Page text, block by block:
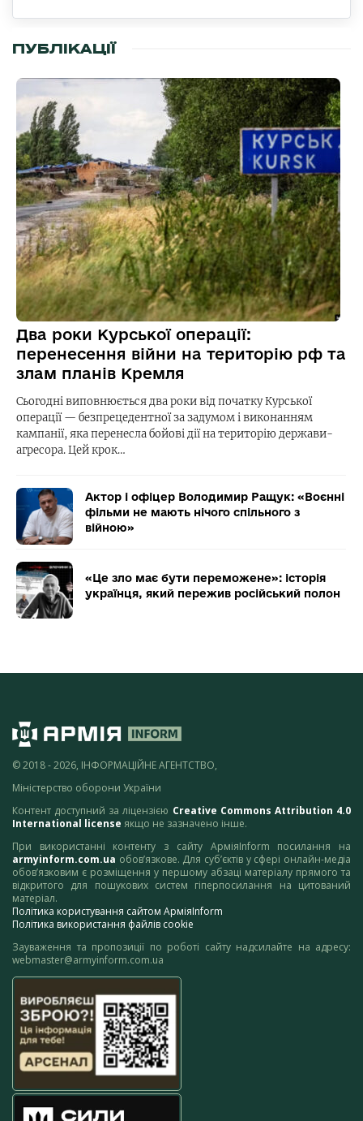
ПУБЛІКАЦІЇ
Два роки Курської операції:
перенесення війни на територію рф та
злам планів Кремля
Сьогодні виповнюється два роки від початку Курської
операції — безпрецедентної за задумом і виконанням
кампанії, яка перенесла бойові дії на територію держави-
агресора. Цей крок…
Актор і офіцер Володимир Ращук: «Воєнні
фільми не мають нічого спільного з
війною»
«Це зло має бути переможене»: історія
українця, який пережив російський полон
© 2018 - 2026, ІНФОРМАЦІЙНЕ АГЕНТСТВО,
Міністерство оборони України
Контент доступний за ліцензією Creative Commons Attribution 4.0
International license якщо не зазначено інше.
При використанні контенту з сайту АрміяInform посилання на
armyinform.com.ua обов’язкове. Для суб’єктів у сфері онлайн-медіа
обов’язковим є розміщення у першому абзаці матеріалу прямого та
відкритого для пошукових систем гіперпосилання на цитований
матеріал.
Політика користування сайтом АрміяInform
Політика використання файлів cookie
Зауваження та пропозиції по роботі сайту надсилайте на адресу:
webmaster@armyinform.com.ua